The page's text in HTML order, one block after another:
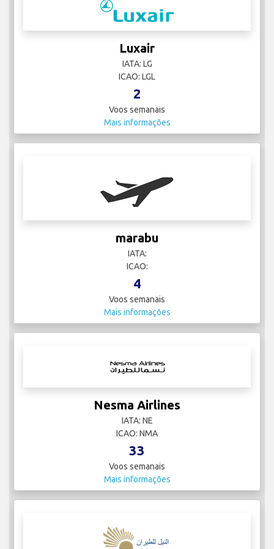
Luxair
IATA: LG
ICAO: LGL
2
Voos semanais
Mais informações
marabu
IATA:
ICAO:
4
Voos semanais
Mais informações
Nesma Airlines
IATA: NE
ICAO: NMA
33
Voos semanais
Mais informações